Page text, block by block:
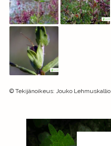
© Tekijänoikeus: Jouko Lehmuskallio